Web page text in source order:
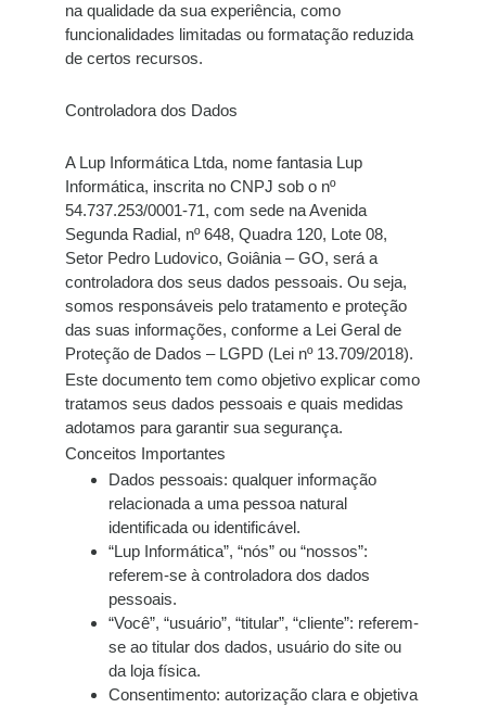
na qualidade da sua experiência, como
funcionalidades limitadas ou formatação reduzida
de certos recursos.
Controladora dos Dados
A Lup Informática Ltda, nome fantasia Lup
Informática, inscrita no CNPJ sob o nº
54.737.253/0001-71, com sede na Avenida
Segunda Radial, nº 648, Quadra 120, Lote 08,
Setor Pedro Ludovico, Goiânia – GO, será a
controladora dos seus dados pessoais. Ou seja,
somos responsáveis pelo tratamento e proteção
das suas informações, conforme a Lei Geral de
Proteção de Dados – LGPD (Lei nº 13.709/2018).
Este documento tem como objetivo explicar como
tratamos seus dados pessoais e quais medidas
adotamos para garantir sua segurança.
Conceitos Importantes
Dados pessoais: qualquer informação
relacionada a uma pessoa natural
identificada ou identificável.
“Lup Informática”, “nós” ou “nossos”:
referem-se à controladora dos dados
pessoais.
“Você”, “usuário”, “titular”, “cliente”: referem-
se ao titular dos dados, usuário do site ou
da loja física.
Consentimento: autorização clara e objetiva